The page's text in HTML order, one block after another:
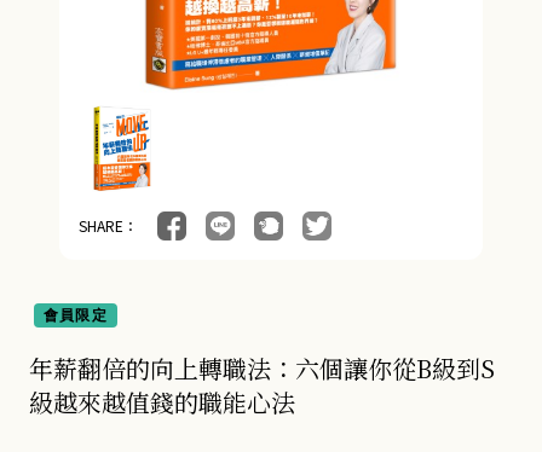
SHARE：
會員限定
年薪翻倍的向上轉職法：六個讓你從B級到S
級越來越值錢的職能心法